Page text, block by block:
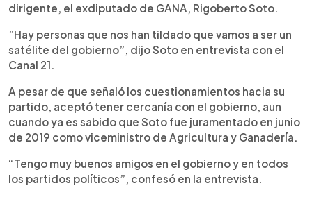
dirigente, el exdiputado de GANA, Rigoberto Soto.
”Hay personas que nos han tildado que vamos a ser un
satélite del gobierno”, dijo Soto en entrevista con el
Canal 21.
A pesar de que señaló los cuestionamientos hacia su
partido, aceptó tener cercanía con el gobierno, aun
cuando ya es sabido que Soto fue juramentado en junio
de 2019 como viceministro de Agricultura y Ganadería.
“Tengo muy buenos amigos en el gobierno y en todos
los partidos políticos”, confesó en la entrevista.